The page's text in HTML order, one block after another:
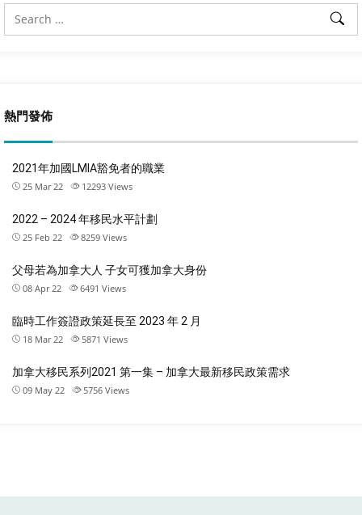
熱門發佈
2021年加國LMIA豁免者的職業
25 Mar 22 12293 Views
2022 – 2024 年移民水平計劃
25 Feb 22 8259 Views
父母若為加拿大人 子女可獲加拿大身份
08 Apr 22 6491 Views
臨時工作簽證政策延長至 2023 年 2 月
18 Mar 22 5871 Views
加拿大移民系列2021 第一集 – 加拿大最新移民政策需求
09 May 22 5756 Views